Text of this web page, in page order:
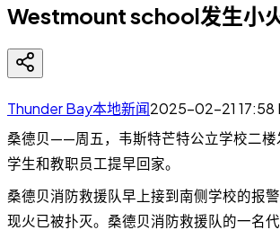
Westmount school发生小
Thunder Bay本地新闻2025-02-21 17:58
桑德贝——周五，韦斯特芒特公立学校二楼
学生和教职员工提早回家。
桑德贝消防救援队早上接到南侧学校的报
现火已被扑灭。桑德贝消防救援队的一名